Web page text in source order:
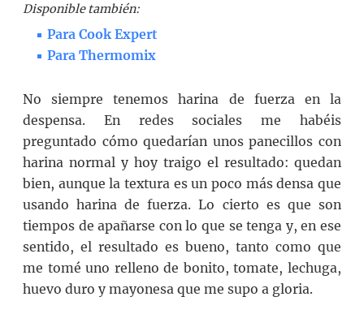
Disponible también:
Para Cook Expert
Para Thermomix
No siempre tenemos harina de fuerza en la
despensa. En redes sociales me habéis
preguntado cómo quedarían unos panecillos con
harina normal y hoy traigo el resultado: quedan
bien, aunque la textura es un poco más densa que
usando harina de fuerza. Lo cierto es que son
tiempos de apañarse con lo que se tenga y, en ese
sentido, el resultado es bueno, tanto como que
me tomé uno relleno de bonito, tomate, lechuga,
huevo duro y mayonesa que me supo a gloria.